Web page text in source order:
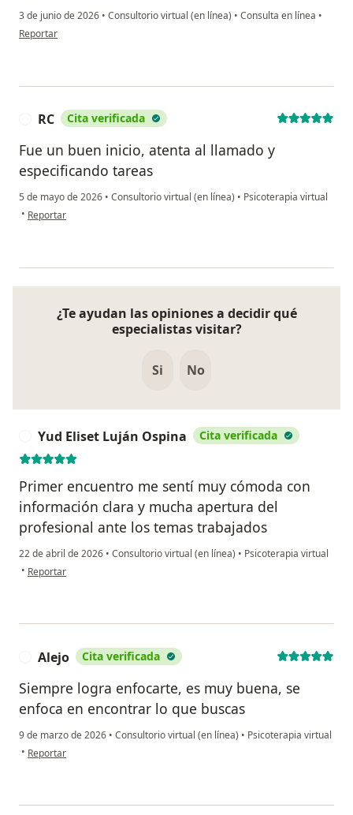
3 de junio de 2026 • Consultorio virtual (en línea) • Consulta en línea •
en opinión del usuario Laura Lopez
Reportar
RC Cita verificada
Fue un buen inicio, atenta al llamado y
especificando tareas
5 de mayo de 2026 • Consultorio virtual (en línea) • Psicoterapia virtual
• en opinión del usuario RC
Reportar
¿Te ayudan las opiniones a decidir qué
especialistas visitar?
Si No
Yud Eliset Luján Ospina Cita verificada
Primer encuentro me sentí muy cómoda con
información clara y mucha apertura del
profesional ante los temas trabajados
22 de abril de 2026 • Consultorio virtual (en línea) • Psicoterapia virtual
• en opinión del usuario Yud Eliset Luján Ospina
Reportar
Alejo Cita verificada
Siempre logra enfocarte, es muy buena, se
enfoca en encontrar lo que buscas
9 de marzo de 2026 • Consultorio virtual (en línea) • Psicoterapia virtual
• en opinión del usuario Alejo
Reportar